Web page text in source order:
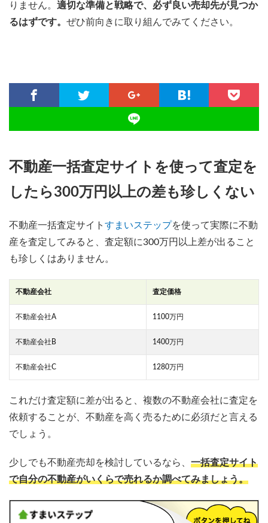
りません。 適切な準備と戦略で、必ず良い売却先が見つか
るはずです。 ぜひ前向きに取り組んでみてください。
不動産一括査定サイトを使って査定を
したら300万円以上の差も珍しくない
不動産一括査定サイト すまいステップを使って実際に不動
産を査定してみると、査定額に300万円以上差が出ること
も珍しくはありません。
不動産会社 査定価格
不動産会社A 1100万円
不動産会社B 1400万円
不動産会社C 1280万円
これだけ査定額に差が出ると、複数の不動産会社に査定を
依頼することが、不動産を高く売るために必須だと言える
でしょう。
少しでも不動産売却を検討しているなら、 一括査定サイト
で自分の不動産がいくらで売れるか調べてみましょう。